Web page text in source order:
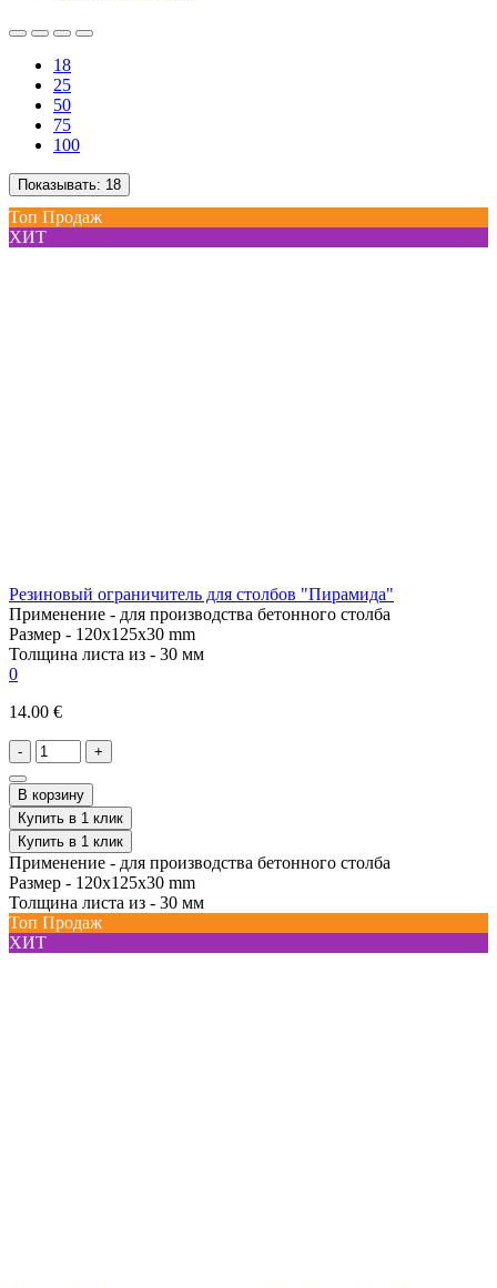
18
25
50
75
100
Показывать: 18
Топ Продаж
ХИТ
Резиновый ограничитель для столбов "Пирамида"
Применение - для производства бетонного столба
Размер - 120x125x30 mm
Толщина листа из - 30 мм
0
14.00 €
- +
В корзину
Купить в 1 клик
Купить в 1 клик
Применение - для производства бетонного столба
Размер - 120x125x30 mm
Толщина листа из - 30 мм
Топ Продаж
ХИТ